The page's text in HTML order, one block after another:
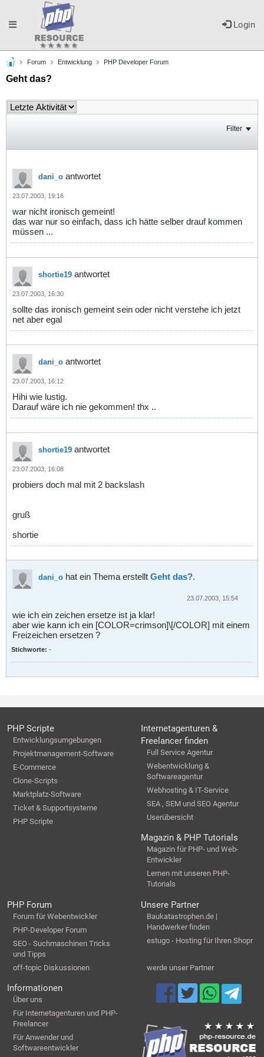
Login
Toggle
navigation
Forum Entwicklung PHP Developer Forum
Geht das?
Filter
dani_o antwortet
23.07.2003, 19:16
war nicht ironisch gemeint!
das war nur so einfach, dass ich hätte selber drauf kommen
müssen ...
shortie19 antwortet
23.07.2003, 16:30
sollte das ironisch gemeint sein oder nicht verstehe ich jetzt
net aber egal
dani_o antwortet
23.07.2003, 16:12
Hihi wie lustig.
Darauf wäre ich nie gekommen! thx ..
shortie19 antwortet
23.07.2003, 16:08
probiers doch mal mit 2 backslash
gruß
shortie
dani_o hat ein Thema erstellt Geht das?.
23.07.2003, 15:54
wie ich ein zeichen ersetze ist ja klar!
aber wie kann ich ein [COLOR=crimson]\[/COLOR] mit einem
Freizeichen ersetzen ?
Stichworte: -
PHP Scripte
Entwicklungsumgebungen
Projektmanagement-Software
E-Commerce
Clone-Scripts
Marktplatz-Software
Ticket & Supportsysteme
PHP Scripte
Internetagenturen &
Freelancer finden
Full Service Agentur
Webentwicklung &
Softwareagentur
Webhosting & IT-Service
SEA , SEM und SEO Agentur
Userübersicht
Magazin & PHP Tutorials
Magazin für PHP- und Web-
Entwickler
Lernen mit unseren PHP-
Tutorials
PHP Forum
Forum für Webentwickler
PHP-Developer Forum
SEO - Suchmaschinen Tricks
und Tipps
off-topic Diskussionen
Unsere Partner
Baukatastrophen.de |
Handwerker finden
estugo - Hosting für Ihren Shopr
werde unser Partner
Informationen
Über uns
Für Internetagenturen und PHP-
Freelancer
Für Anwender und
Softwareentwickler